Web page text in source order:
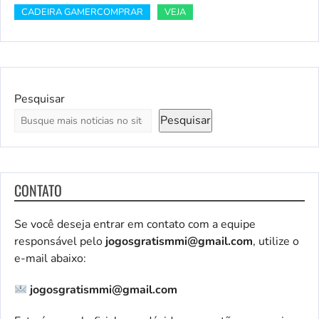
CADEIRA GAMERCOMPRAR
VEJA
Pesquisar
Pesquisar
CONTATO
Se você deseja entrar em contato com a equipe
responsável pelo jogosgratismmi@gmail.com, utilize o
e-mail abaixo:
jogosgratismmi@gmail.com